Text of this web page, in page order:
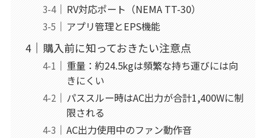
RV対応ポート（NEMA TT-30）
アプリ管理とEPS機能
購入前に知っておきたい注意点
重量：約24.5kgは頻繁な持ち運びには向
きにくい
パススルー時はAC出力が合計1,400Wに制
限される
AC出力使用中のファン動作音